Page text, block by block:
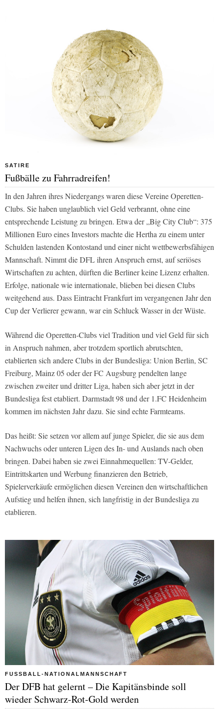
SATIRE
Fußbälle zu Fahrradreifen!
In den Jahren ihres Niedergangs waren diese Vereine Operetten-
Clubs. Sie haben unglaublich viel Geld verbrannt, ohne eine
entsprechende Leistung zu bringen. Etwa der „Big City Club“: 375
Millionen Euro eines Investors machte die Hertha zu einem unter
Schulden lastenden Kontostand und einer nicht wettbewerbsfähigen
Mannschaft. Nimmt die DFL ihren Anspruch ernst, auf seriöses
Wirtschaften zu achten, dürften die Berliner keine Lizenz erhalten.
Erfolge, nationale wie internationale, blieben bei diesen Clubs
weitgehend aus. Dass Eintracht Frankfurt im vergangenen Jahr den
Cup der Verlierer gewann, war ein Schluck Wasser in der Wüste.
Während die Operetten-Clubs viel Tradition und viel Geld für sich
in Anspruch nahmen, aber trotzdem sportlich abrutschten,
etablierten sich andere Clubs in der Bundesliga: Union Berlin, SC
Freiburg, Mainz 05 oder der FC Augsburg pendelten lange
zwischen zweiter und dritter Liga, haben sich aber jetzt in der
Bundesliga fest etabliert. Darmstadt 98 und der 1.FC Heidenheim
kommen im nächsten Jahr dazu. Sie sind echte Farmteams.
Das heißt: Sie setzen vor allem auf junge Spieler, die sie aus dem
Nachwuchs oder unteren Ligen des In- und Auslands nach oben
bringen. Dabei haben sie zwei Einnahmequellen: TV-Gelder,
Eintrittskarten und Werbung finanzieren den Betrieb,
Spielerverkäufe ermöglichen diesen Vereinen den wirtschaftlichen
Aufstieg und helfen ihnen, sich langfristig in der Bundesliga zu
etablieren.
FUSSBALL-NATIONALMANNSCHAFT
Der DFB hat gelernt – Die Kapitänsbinde soll
wieder Schwarz-Rot-Gold werden